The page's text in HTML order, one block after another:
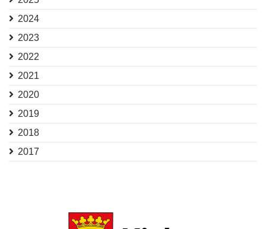
2024
2023
2022
2021
2020
2019
2018
2017